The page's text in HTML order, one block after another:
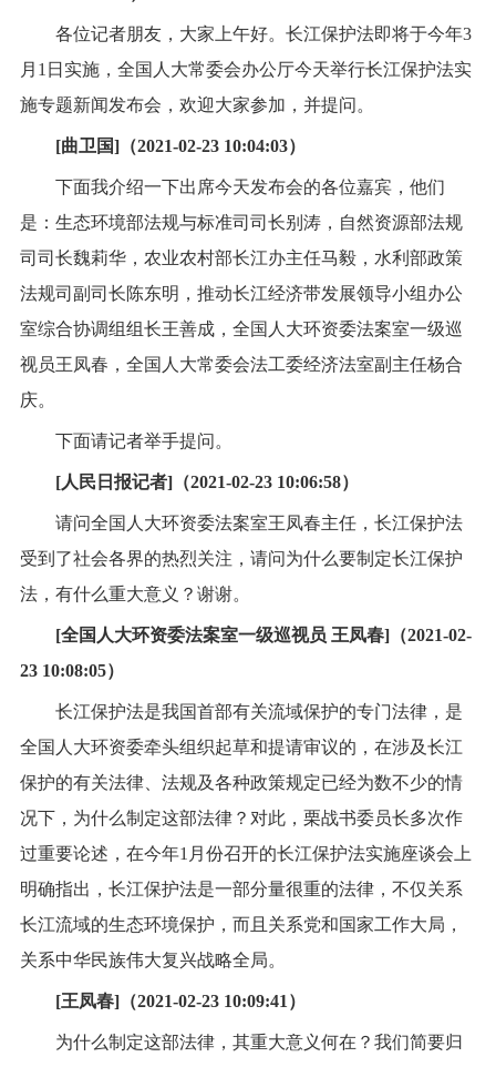
各位记者朋友，大家上午好。长江保护法即将于今年3
月1日实施，全国人大常委会办公厅今天举行长江保护法实
施专题新闻发布会，欢迎大家参加，并提问。
[曲卫国]（2021-02-23 10:04:03）
下面我介绍一下出席今天发布会的各位嘉宾，他们
是：生态环境部法规与标准司司长别涛，自然资源部法规
司司长魏莉华，农业农村部长江办主任马毅，水利部政策
法规司副司长陈东明，推动长江经济带发展领导小组办公
室综合协调组组长王善成，全国人大环资委法案室一级巡
视员王凤春，全国人大常委会法工委经济法室副主任杨合
庆。
下面请记者举手提问。
[人民日报记者]（2021-02-23 10:06:58）
请问全国人大环资委法案室王凤春主任，长江保护法
受到了社会各界的热烈关注，请问为什么要制定长江保护
法，有什么重大意义？谢谢。
[全国人大环资委法案室一级巡视员 王凤春]（2021-02-
23 10:08:05）
长江保护法是我国首部有关流域保护的专门法律，是
全国人大环资委牵头组织起草和提请审议的，在涉及长江
保护的有关法律、法规及各种政策规定已经为数不少的情
况下，为什么制定这部法律？对此，栗战书委员长多次作
过重要论述，在今年1月份召开的长江保护法实施座谈会上
明确指出，长江保护法是一部分量很重的法律，不仅关系
长江流域的生态环境保护，而且关系党和国家工作大局，
关系中华民族伟大复兴战略全局。
[王凤春]（2021-02-23 10:09:41）
为什么制定这部法律，其重大意义何在？我们简要归